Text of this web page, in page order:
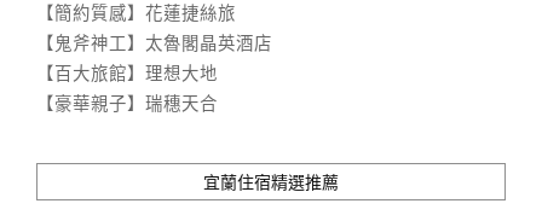
【簡約質感】花蓮捷絲旅
【鬼斧神工】太魯閣晶英酒店
【百大旅館】理想大地
【豪華親子】瑞穗天合
宜蘭住宿精選推薦